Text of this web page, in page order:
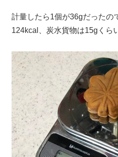
計量したら1個が36gだったの
124kcal、炭水貨物は15gくら